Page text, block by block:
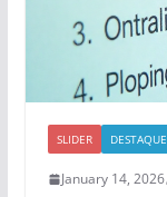
SLIDER DESTAQUE
January 14, 2026